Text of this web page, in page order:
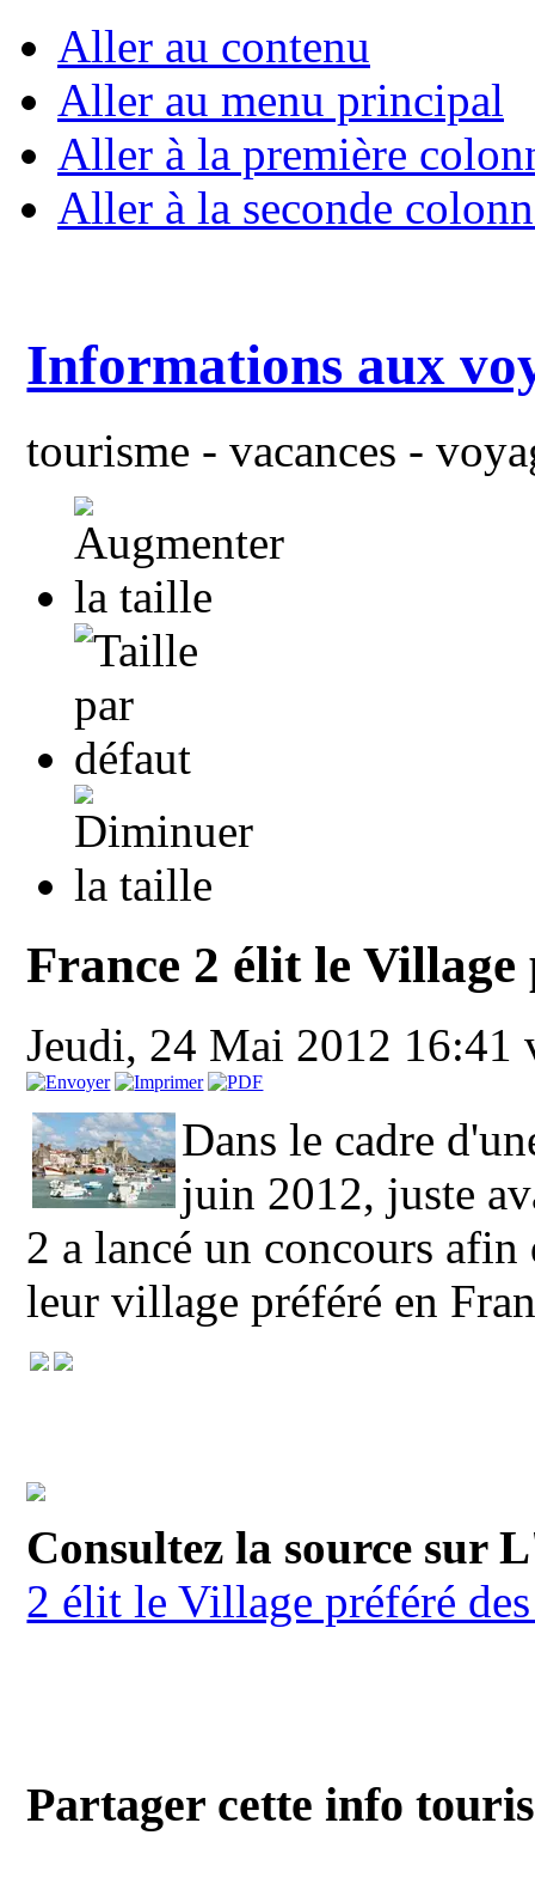
Aller au contenu
Aller au menu principal
Aller à la première
Aller à la seconde
Informations aux
tourisme - vacances -
France 2 élit le Village
Jeudi, 24 Mai 2012 16:41
Dans le cadre
juin 2012, juste
2 a lancé un concours
leur village préféré en
Consultez la source sur
2 élit le Village préféré
Partager cette info